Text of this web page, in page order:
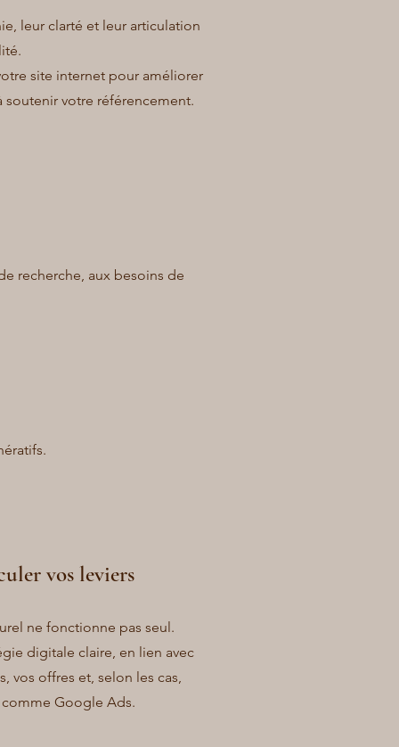
leur clarté et leur articulation
site internet pour améliorer
soutenir votre référencement.
recherche, aux besoins de
vos leviers
ne fonctionne pas seul.
digitale claire, en lien avec
vos offres et, selon les cas,
comme Google Ads.